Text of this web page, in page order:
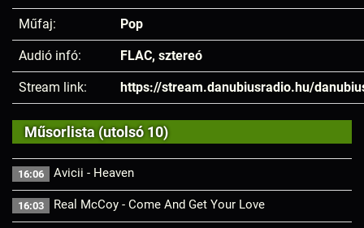
Műfaj: Pop
Audió infó: FLAC, sztereó
Stream link: https://stream.danubiusradio.hu/
Műsorlista (utolsó 10)
16:06 Avicii - Heaven
16:03 Real McCoy - Come And Get Your Love